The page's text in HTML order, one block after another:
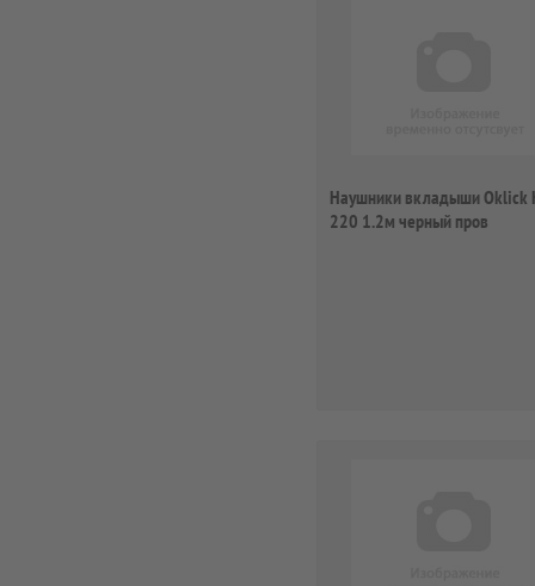
Наушники вкладыши Oklick
220 1.2м черный пров